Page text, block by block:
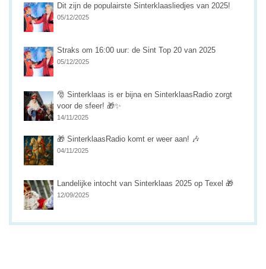
Dit zijn de populairste Sinterklaasliedjes van 2025!
05/12/2025
Straks om 16:00 uur: de Sint Top 20 van 2025
05/12/2025
🎅 Sinterklaas is er bijna en SinterklaasRadio zorgt
voor de sfeer! 🎁✨
14/11/2025
🎁 SinterklaasRadio komt er weer aan! 🎶
04/11/2025
Landelijke intocht van Sinterklaas 2025 op Texel 🎁
12/09/2025